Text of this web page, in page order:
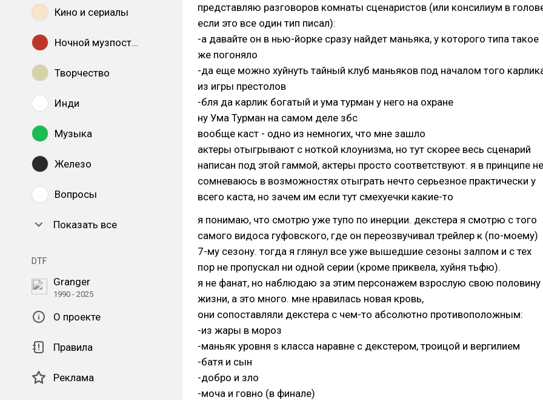
Кино и сериалы
Ночной музпостинг
Творчество
Инди
Музыка
Железо
Вопросы
Показать все
DTF
Granger
1990 - 2025
О проекте
Правила
Реклама
представляю разговоров комнаты сценаристов (или консилиум в
если это все один тип писал):
-а давайте он в нью-йорке сразу найдет маньяка, у которого типа такое
же погоняло
-да еще можно хуйнуть тайный клуб маньяков под началом того
из игры престолов
-бля да карлик богатый и ума турман у него на охране
ну Ума Турман на самом деле збс
вообще каст - одно из немногих, что мне зашло
актеры отыгрывают с ноткой клоунизма, но тут скорее весь сценарий
написан под этой гаммой, актеры просто соответствуют. я в принципе не
сомневаюсь в возможностях отыграть нечто серьезное практически у
всего каста, но зачем им если тут смехуечки какие-то
я понимаю, что смотрю уже тупо по инерции. декстера я смотрю с того
самого видоса гуфовского, где он переозвучивал трейлер к (по-моему)
7-му сезону. тогда я глянул все уже вышедшие сезоны залпом и с тех
пор не пропускал ни одной серии (кроме приквела, хуйня тьфю).
я не фанат, но наблюдаю за этим персонажем взрослую свою половину
жизни, а это много. мне нравилась новая кровь,
они сопоставляли декстера с чем-то абсолютно противоположным:
-из жары в мороз
-маньяк уровня s класса наравне с декстером, троицой и вергилием
-батя и сын
-добро и зло
-моча и говно (в финале)